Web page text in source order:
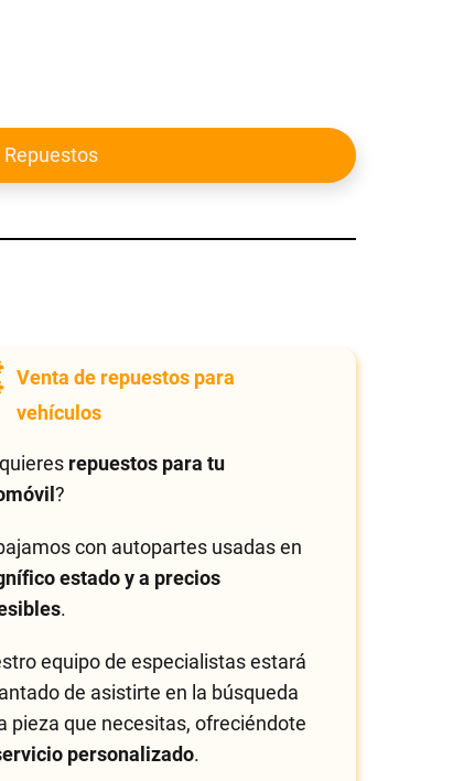
Repuestos
Venta de repuestos para
vehículos
repuestos para tu
?
con autopartes usadas en
estado y a precios
.
equipo de especialistas estará
de asistirte en la búsqueda
pieza que necesitas, ofreciéndote
personalizado.